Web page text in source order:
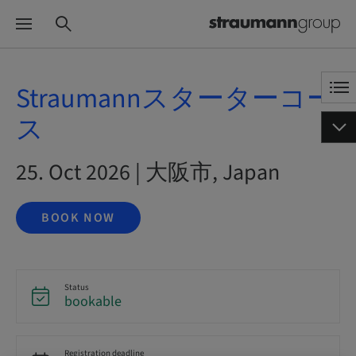
Straumannスターターコー
ス
25. Oct 2026 | 大阪市, Japan
BOOK NOW
Status
bookable
Registration deadline